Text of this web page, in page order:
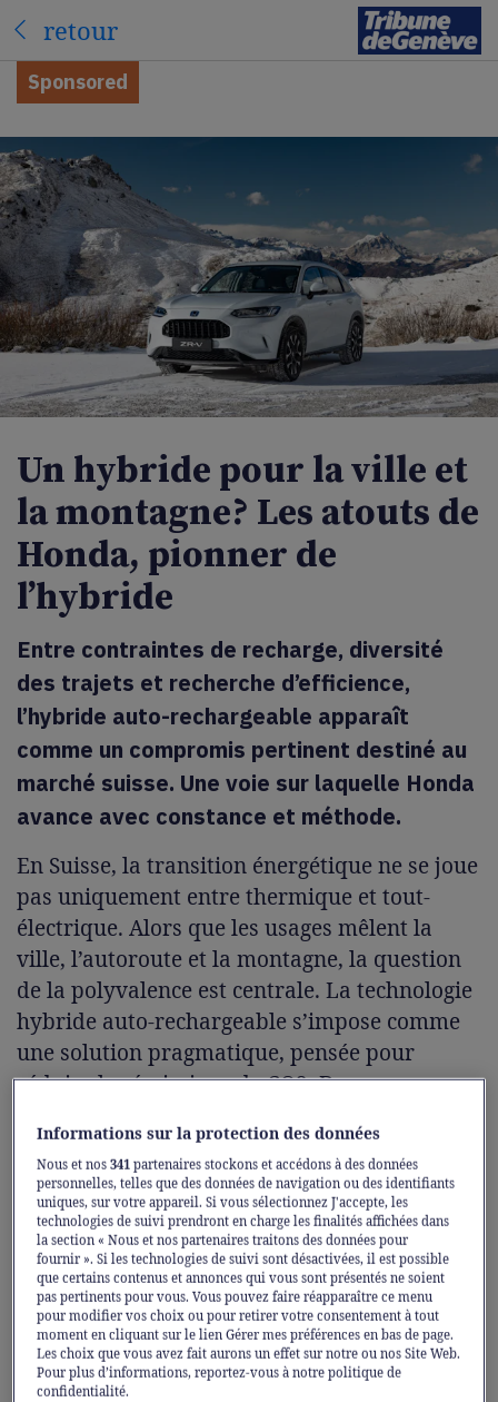
retour
Sponsored
Un hybride pour la ville et
la montagne? Les atouts de
Honda, pionner de
l’hybride
Entre contraintes de recharge, diversité
des trajets et recherche d’efficience,
l’hybride auto-rechargeable apparaît
comme un compromis pertinent destiné au
marché suisse. Une voie sur laquelle Honda
avance avec constance et méthode.
En Suisse, la transition énergétique ne se joue
pas uniquement entre thermique et tout-
électrique. Alors que les usages mêlent la
ville, l’autoroute et la montagne, la question
de la polyvalence est centrale. La technologie
hybride auto-rechargeable s’impose comme
une solution pragmatique, pensée pour
réduire les émissions de CO2. Dans un
en anglais) dominent les immatriculations,
Honda, pionnier discret de l’hybridation, a
fait le choix d’une électrification progressive
avec sa gamme de SUV e:HEV. Une réponse
aux conducteurs urbains et périurbains qui
souhaitent réduire leur empreinte sans
dépendre d’une recharge à domicile ou en
borne publique.
Informations sur la protection des données
Nous et nos341 partenaires stockons et accédons à des données
personnelles, telles que des données de navigation ou des identifiants
uniques, sur votre appareil. Si vous sélectionnez J'accepte, les
technologies de suivi prendront en charge les finalités affichées dans
la section « Nous et nos partenaires traitons des données pour
fournir ». Si les technologies de suivi sont désactivées, il est possible
que certains contenus et annonces qui vous sont présentés ne soient
pas pertinents pour vous. Vous pouvez faire réapparaître ce menu
pour modifier vos choix ou pour retirer votre consentement à tout
moment en cliquant sur le lien Gérer mes préférences en bas de page.
Les choix que vous avez fait aurons un effet sur notre ou nos Site Web.
Pour plus d’informations, reportez-vous à notre politique de
confidentialité.